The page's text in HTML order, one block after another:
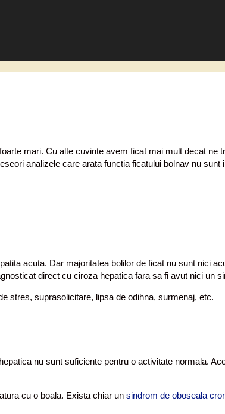
mari. Cu alte cuvinte avem ficat mai mult decat ne
analizele care arata functia ficatului bolnav nu sunt
acuta. Dar majoritatea bolilor de ficat nu sunt nici
direct cu ciroza hepatica fara sa fi avut nici un
stres, suprasolicitare, lipsa de odihna, surmenaj, etc.
nu sunt suficiente pentru o activitate normala.
cu o boala. Exista chiar un sindrom de oboseala